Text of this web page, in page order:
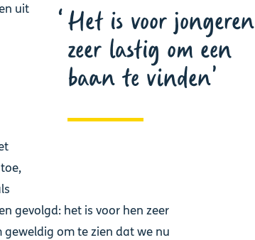
Het is voor jongeren
zeer lastig om een
baan te vinden
uit
gevolgd: het is voor hen zeer
om te zien dat we nu